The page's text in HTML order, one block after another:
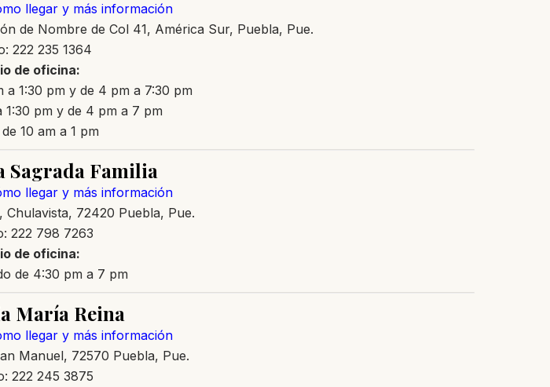
llegar y más información
de Nombre de Col 41, América Sur, Puebla, Pue.
222 235 1364
de oficina:
a 1:30 pm y de 4 pm a 7:30 pm
1:30 pm y de 4 pm a 7 pm
10 am a 1 pm
Sagrada Familia
llegar y más información
72420 Puebla, Pue.
222 798 7263
de oficina:
de 4:30 pm a 7 pm
María Reina
llegar y más información
Manuel, 72570 Puebla, Pue.
222 245 3875